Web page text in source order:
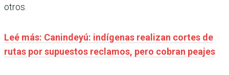
otros.
Leé más: Canindeyú: indígenas realizan cortes de
rutas por supuestos reclamos, pero cobran peajes